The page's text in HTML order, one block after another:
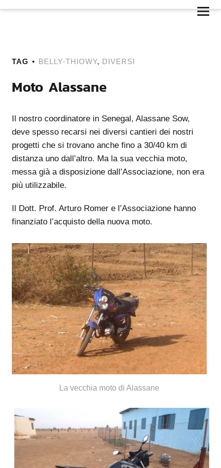
TAG BELLY-THIOWY, DIVERSI
Moto Alassane
Il nostro coordinatore in Senegal, Alassane Sow,
deve spesso recarsi nei diversi cantieri dei nostri
progetti che si trovano anche fino a 30/40 km di
distanza uno dall’altro. Ma la sua vecchia moto,
messa già a disposizione dall’Associazione, non era
più utilizzabile.
Il Dott. Prof. Arturo Romer e l’Associazione hanno
finanziato l’acquisto della nuova moto.
La vecchia moto di Alassane